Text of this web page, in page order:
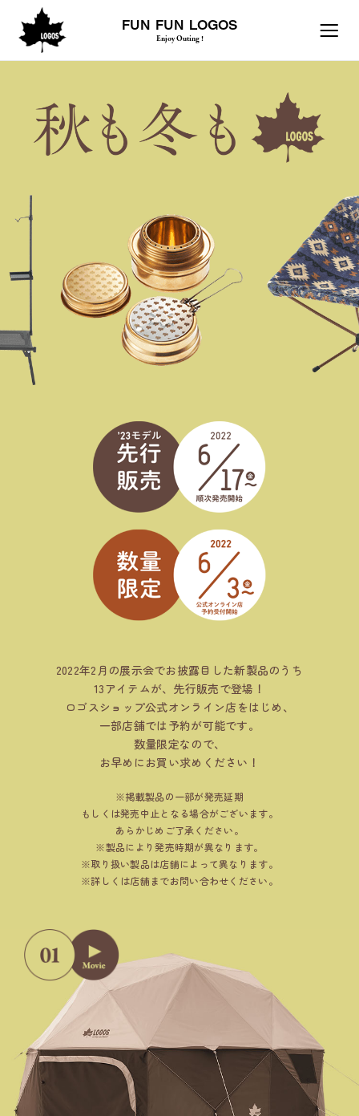
FUN FUN LOGOS
Enjoy Outing !
2022年2月の展示会でお披露目した新製品のうち
13アイテムが、先行販売で登場！
ロゴスショップ公式オンライン店をはじめ、
一部店舗では予約が可能です。
数量限定なので、
お早めにお買い求めください！
掲載製品の一部が発売延期
もしくは発売中止となる場合がございます。
あらかじめご了承ください。
製品により発売時期が異なります。
取り扱い製品は店舗によって異なります。
詳しくは店舗までお問い合わせください。